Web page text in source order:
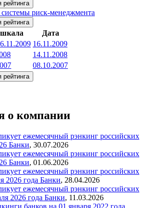
рейтинга
системы риск-менеджмента
рейтинга
Дата
16.11.2009
14.11.2008
08.10.2007
рейтинга
о компании
ежемесячный рэнкинг российских
Банки, 30.07.2026
ежемесячный рэнкинг российских
Банки, 01.06.2026
ежемесячный рэнкинг российских
2026 года Банки, 28.04.2026
ежемесячный рэнкинг российских
2026 года Банки, 11.03.2026
банков на 01 января 2022 года